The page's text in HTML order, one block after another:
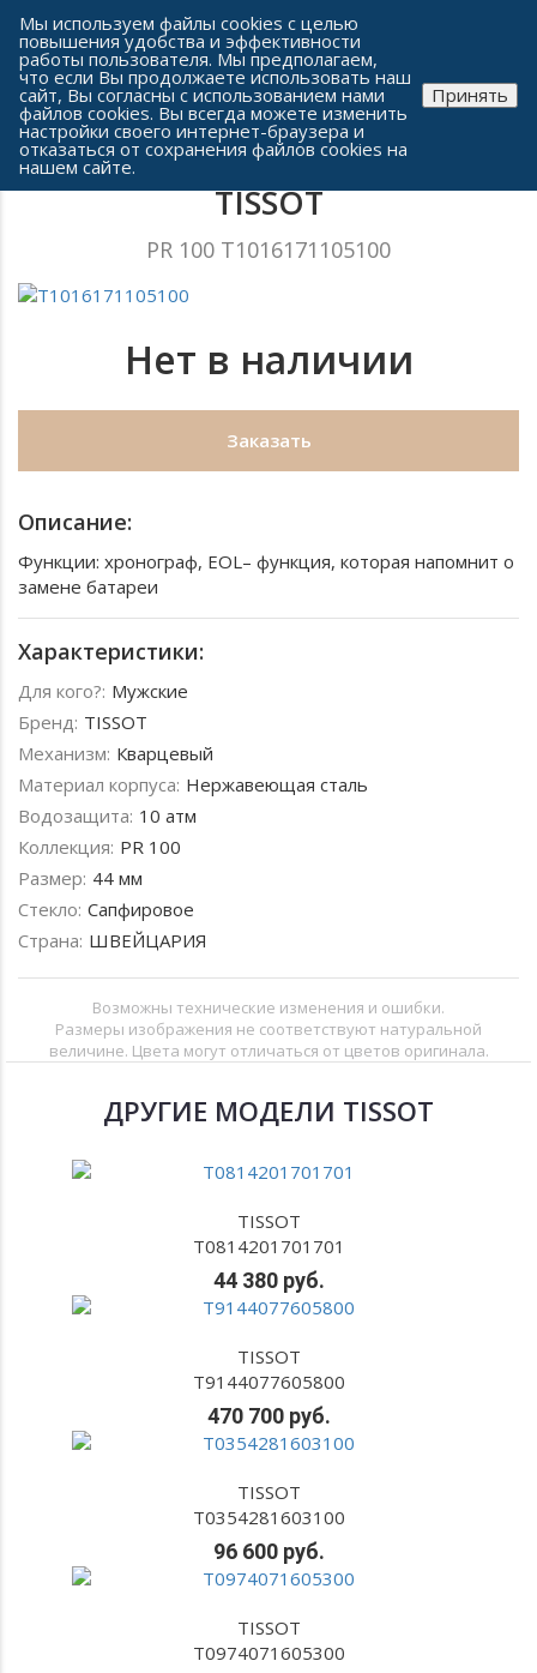
Сеть часовых салонов г. Челябинска
Мужские часы
TISSOT
PR 100 T1016171105100
Нет в наличии
Заказать
Описание:
Функции: хронограф, EOL– функция, которая напомнит о
замене батареи
Характеристики:
Для кого?: Мужские
Бренд: TISSOT
Механизм: Кварцевый
Материал корпуса: Нержавеющая сталь
Водозащита: 10 атм
Коллекция: PR 100
Размер: 44 мм
Стекло: Сапфировое
Страна: ШВЕЙЦАРИЯ
Возможны технические изменения и ошибки.
Размеры изображения не соответствуют натуральной
величине. Цвета могут отличаться от цветов оригинала.
ДРУГИЕ МОДЕЛИ TISSOT
TISSOT
T0814201701701
44 380 руб.
TISSOT
T9144077605800
470 700 руб.
TISSOT
T0354281603100
96 600 руб.
TISSOT
T0974071605300
Мы используем файлы cookies с целью
повышения удобства и эффективности
работы пользователя. Мы предполагаем,
что если Вы продолжаете использовать наш
сайт, Вы согласны с использованием нами
файлов cookies. Вы всегда можете изменить
настройки своего интернет-браузера и
отказаться от сохранения файлов cookies на
нашем сайте.
Принять